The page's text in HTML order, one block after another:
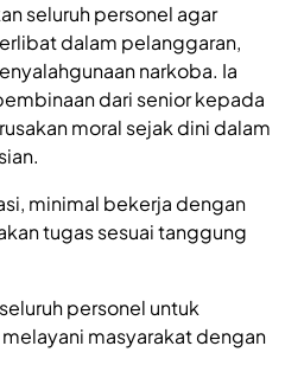
seluruh personel agar
dalam pelanggaran,
narkoba. Ia
dari senior kepada
moral sejak dini dalam
minimal bekerja dengan
tugas sesuai tanggung
personel untuk
masyarakat dengan